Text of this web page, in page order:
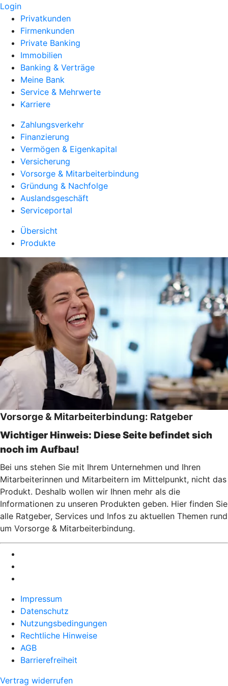
Login
Privatkunden
Firmenkunden
Private Banking
Immobilien
Banking & Verträge
Meine Bank
Service & Mehrwerte
Karriere
Zahlungsverkehr
Finanzierung
Vermögen & Eigenkapital
Versicherung
Vorsorge & Mitarbeiterbindung
Gründung & Nachfolge
Auslandsgeschäft
Serviceportal
Übersicht
Produkte
Vorsorge & Mitarbeiterbindung: Ratgeber
Wichtiger Hinweis: Diese Seite befindet sich
noch im Aufbau!
Bei uns stehen Sie mit Ihrem Unternehmen und Ihren
Mitarbeiterinnen und Mitarbeitern im Mittelpunkt, nicht das
Produkt. Deshalb wollen wir Ihnen mehr als die
Informationen zu unseren Produkten geben. Hier finden Sie
alle Ratgeber, Services und Infos zu aktuellen Themen rund
um Vorsorge & Mitarbeiterbindung.
Impressum
Datenschutz
Nutzungsbedingungen
Rechtliche Hinweise
AGB
Barrierefreiheit
Vertrag widerrufen